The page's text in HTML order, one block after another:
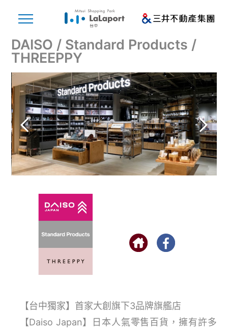
DAISO / Standard Products /
THREEPPY
【台中獨家】首家大創旗下3品牌旗艦店
【Daiso Japan】日本人氣零售百貨，擁有許多